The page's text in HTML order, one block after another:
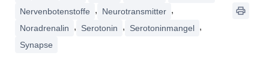
Nervenbotenstoffe , Neurotransmitter ,
Noradrenalin , Serotonin , Serotoninmangel ,
Synapse